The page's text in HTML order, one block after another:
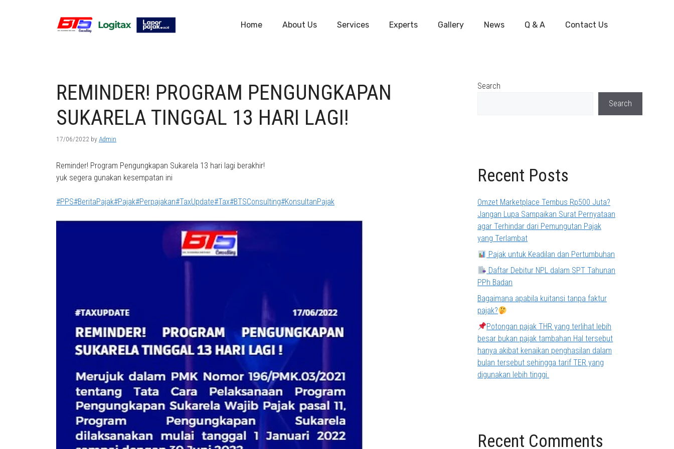
Home About Us Services Experts Gallery News Q & A Contact Us
REMINDER! PROGRAM PENGUNGKAPAN
SUKARELA TINGGAL 13 HARI LAGI!
17/06/2022 by Admin
Reminder! Program Pengungkapan Sukarela 13 hari lagi berakhir!
yuk segera gunakan kesempatan ini
#PPS#BeritaPajak#Pajak#Perpajakan#TaxUpdate#Tax#BTSConsulting#KonsultanPajak
Search
Search
Recent Posts
Omzet Marketplace Tembus Rp500 Juta?
Jangan Lupa Sampaikan Surat Pernyataan
agar Terhindar dari Pemungutan Pajak
yang Terlambat
Pajak untuk Keadilan dan Pertumbuhan
Daftar Debitur NPL dalam SPT Tahunan
PPh Badan
Bagaimana apabila kuitansi tanpa faktur
pajak?
Potongan pajak THR yang terlihat lebih
besar bukan pajak tambahan.Hal tersebut
hanya akibat kenaikan penghasilan dalam
bulan tersebut sehingga tarif TER yang
digunakan lebih tinggi.
Recent Comments